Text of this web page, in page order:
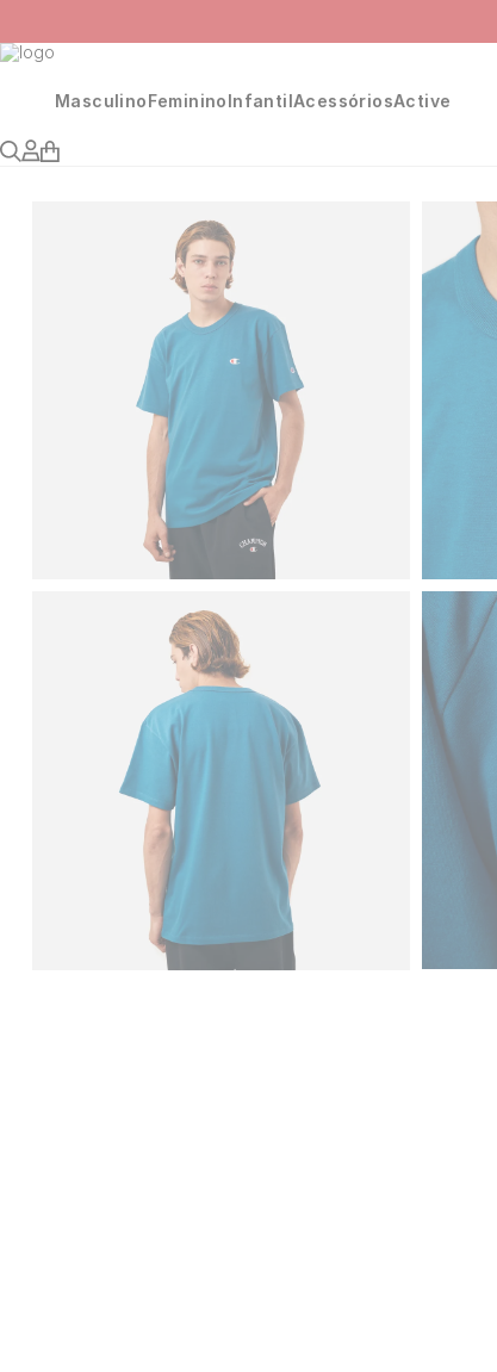
MasculinoFemininoInfantilAcessóriosActive